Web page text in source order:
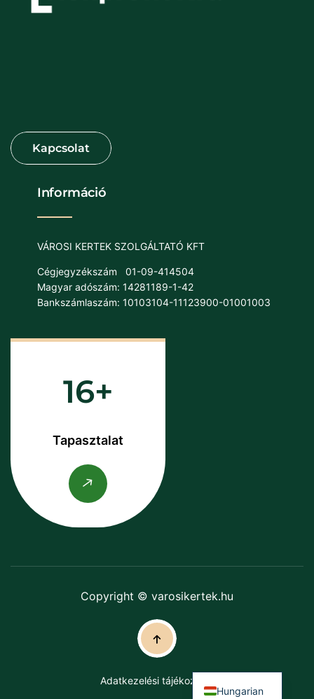
Információ
VÁROSI KERTEK SZOLGÁLTATÓ KFT
Cégjegyzékszám
01-09-414504
Magyar adószám: 14281189-1-42
Bankszámlaszám: 10103104-11123900-01001003
16
Tapasztalat
Copyright © varosikertek.hu
Adatkezelési tájékoztató
Hungarian